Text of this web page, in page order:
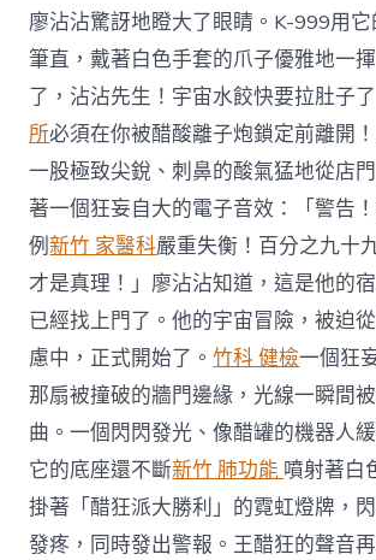
廖沾沾驚訝地瞪大了眼睛。K-999用
筆直，戴著白色手套的爪子優雅地一
了，沾沾先生！宇宙水餃快要拉肚子
所必須在你被醋酸離子炮鎖定前離開
一股極致尖銳、刺鼻的酸氣猛地從店
著一個狂妄自大的電子音效：「警告
例新竹 家醫科嚴重失衡！百分之九十
才是真理！」廖沾沾知道，這是他的
已經找上門了。他的宇宙冒險，被迫
慮中，正式開始了。竹科 健檢一個狂
那扇被撞破的牆門邊緣，光線一瞬間
曲。一個閃閃發光、像醋罐的機器人
它的底座還不斷新竹 肺功能 噴射著白
掛著「醋狂派大勝利」的霓虹燈牌，
發疼，同時發出警報。王醋狂的聲音